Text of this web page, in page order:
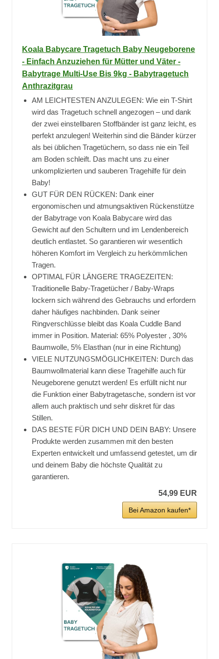
Koala Babycare Tragetuch Baby Neugeborene
- Einfach Anzuziehen für Mütter und Väter -
Babytrage Multi-Use Bis 9kg - Babytragetuch
Anthrazitgrau
AM LEICHTESTEN ANZULEGEN: Wie ein T-Shirt
wird das Tragetuch schnell angezogen – und dank
der zwei einstellbaren Stoffbänder ist ganz leicht, es
perfekt anzulegen! Weiterhin sind die Bänder kürzer
als bei üblichen Tragetüchern, so dass nie ein Teil
am Boden schleift. Das macht uns zu einer
unkomplizierten und sauberen Tragehilfe für dein
Baby!
GUT FÜR DEN RÜCKEN: Dank einer
ergonomischen und atmungsaktiven Rückenstütze
der Babytrage von Koala Babycare wird das
Gewicht auf den Schultern und im Lendenbereich
deutlich entlastet. So garantieren wir wesentlich
höheren Komfort im Vergleich zu herkömmlichen
Tragen.
OPTIMAL FÜR LÄNGERE TRAGEZEITEN:
Traditionelle Baby-Tragetücher / Baby-Wraps
lockern sich während des Gebrauchs und erfordern
daher häufiges nachbinden. Dank seiner
Ringverschlüsse bleibt das Koala Cuddle Band
immer in Position. Material: 65% Polyester , 30%
Baumwolle, 5% Elasthan (nur in eine Richtung)
VIELE NUTZUNGSMÖGLICHKEITEN: Durch das
Baumwollmaterial kann diese Tragehilfe auch für
Neugeborene genutzt werden! Es erfüllt nicht nur
die Funktion einer Babytragetasche, sondern ist vor
allem auch praktisch und sehr diskret für das
Stillen.
DAS BESTE FÜR DICH UND DEIN BABY: Unsere
Produkte werden zusammen mit den besten
Experten entwickelt und umfassend getestet, um dir
und deinem Baby die höchste Qualität zu
garantieren.
54,99 EUR
Bei Amazon kaufen*